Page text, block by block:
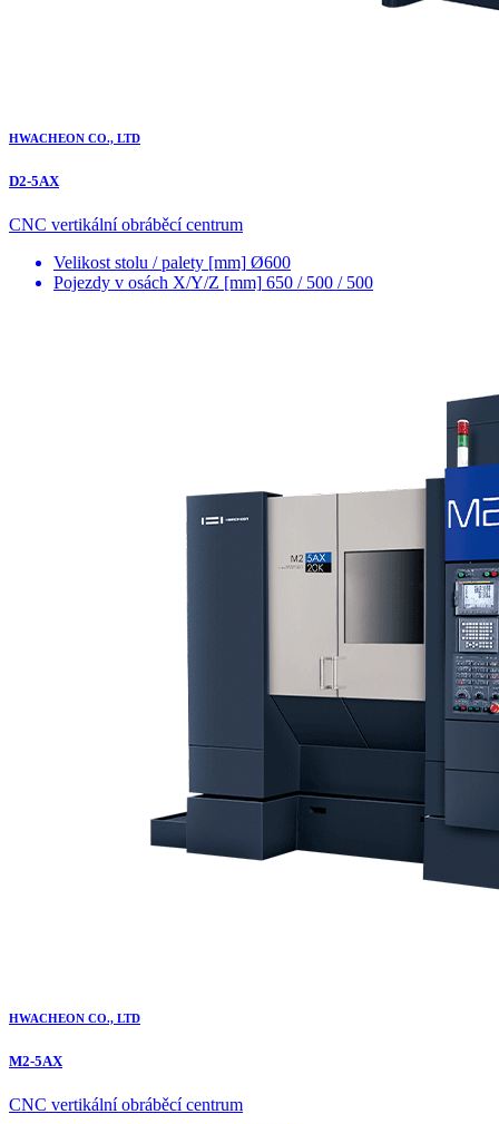
HWACHEON CO., LTD
D2-5AX
CNC vertikální obráběcí centrum
Velikost stolu / palety [mm] Ø600
Pojezdy v osách X/Y/Z [mm] 650 / 500 / 500
HWACHEON CO., LTD
M2-5AX
CNC vertikální obráběcí centrum